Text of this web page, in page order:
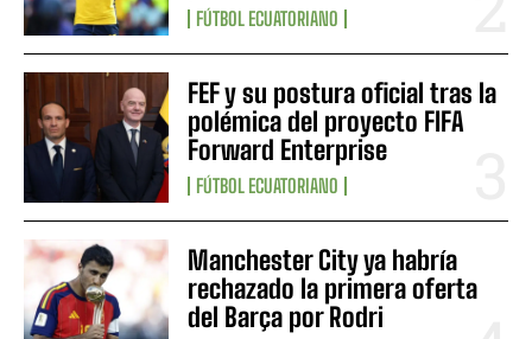
FÚTBOL ECUATORIANO
FEF y su postura oficial tras la
polémica del proyecto FIFA
Forward Enterprise
FÚTBOL ECUATORIANO
Manchester City ya habría
rechazado la primera oferta
del Barça por Rodri